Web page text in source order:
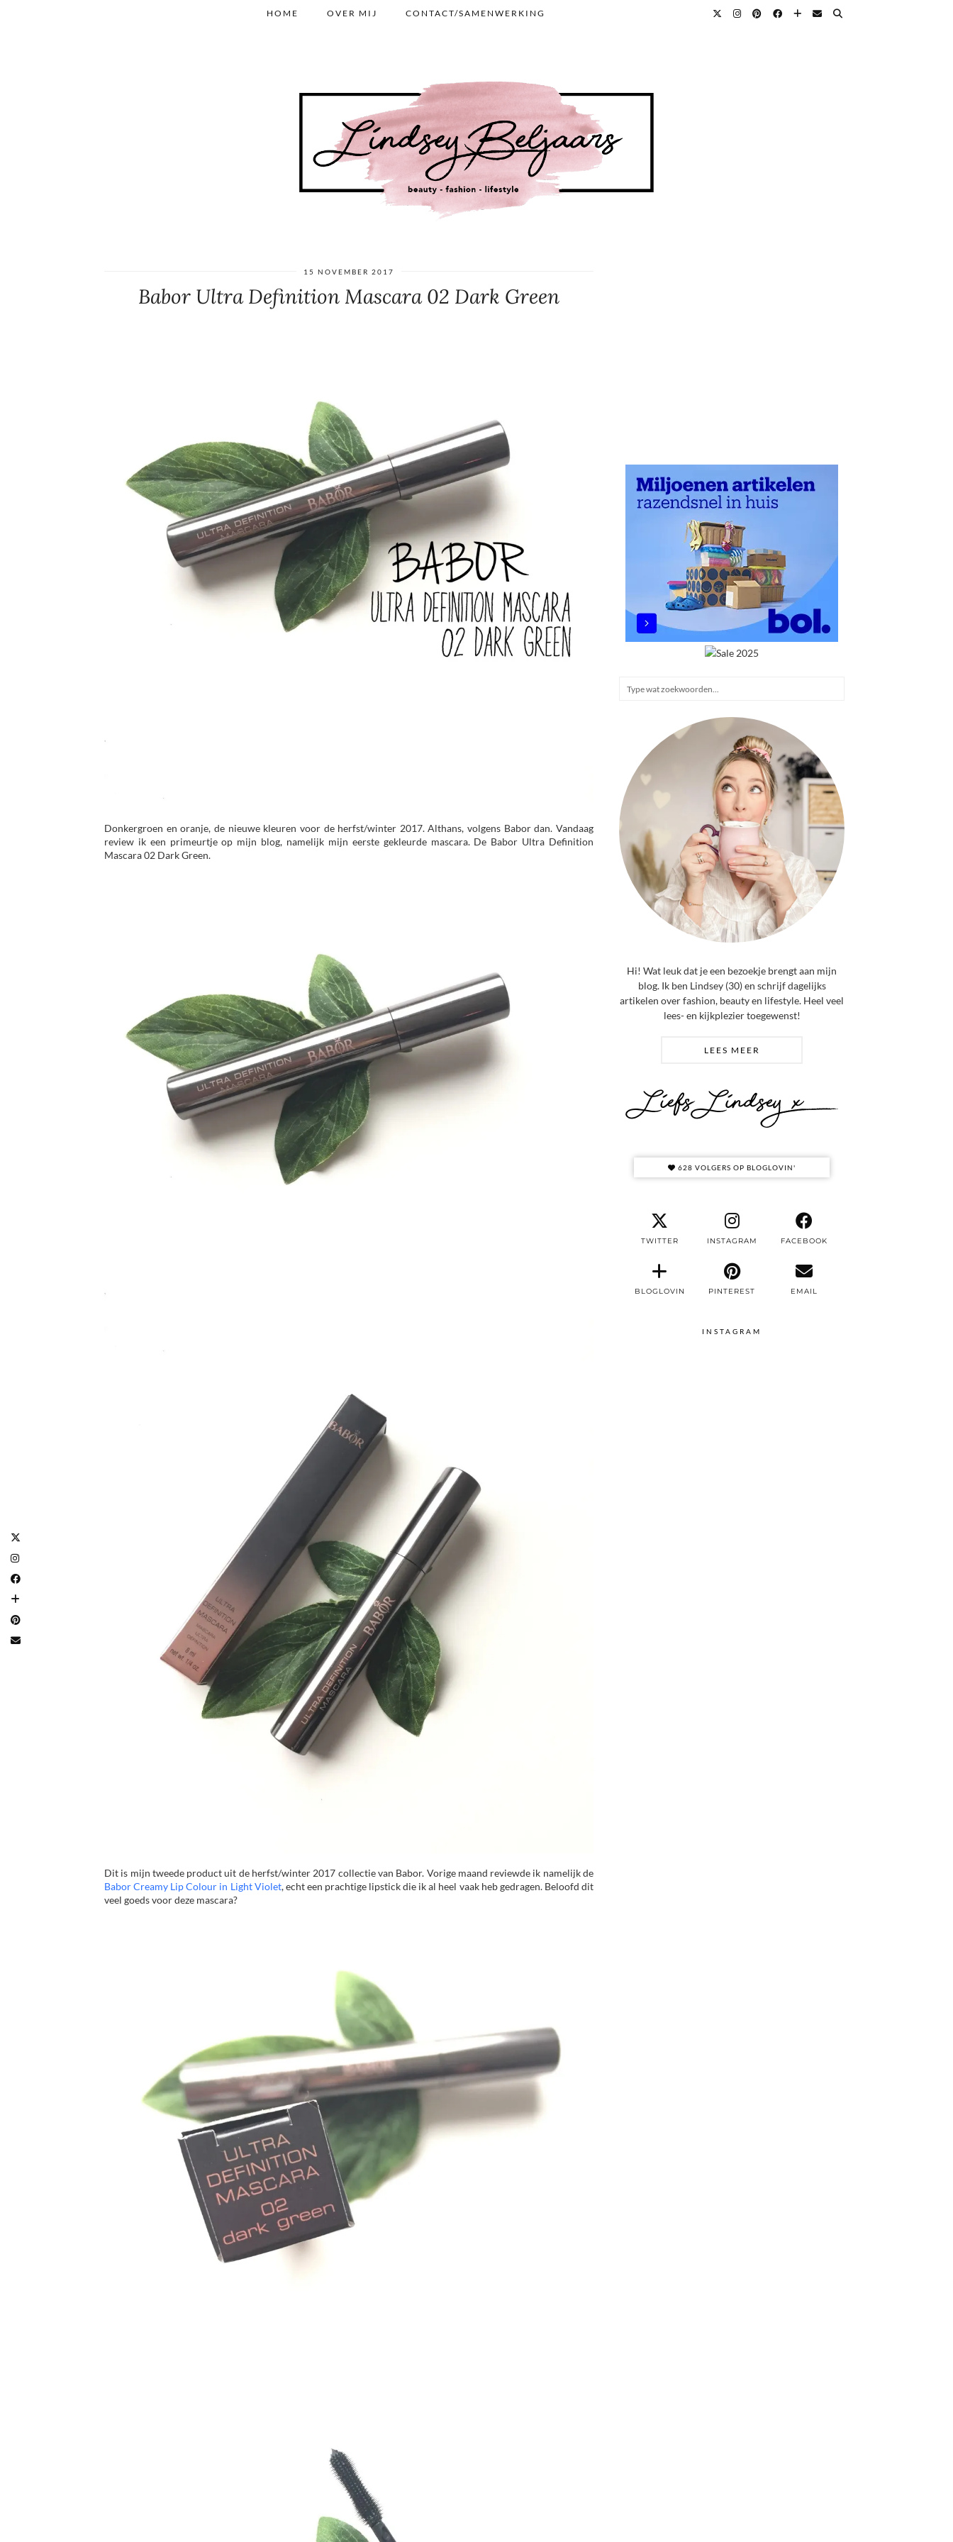
HOME OVER MIJ CONTACT/SAMENWERKING
15 NOVEMBER 2017
Babor Ultra Definition Mascara 02 Dark Green
Donkergroen en oranje, de nieuwe kleuren voor de herfst/winter 2017. Althans, volgens Babor dan. Vandaag
review ik een primeurtje op mijn blog, namelijk mijn eerste gekleurde mascara. De Babor Ultra Definition
Mascara 02 Dark Green.
Dit is mijn tweede product uit de herfst/winter 2017 collectie van Babor. Vorige maand reviewde ik namelijk de
Babor Creamy Lip Colour in Light Violet, echt een prachtige lipstick die ik al heel vaak heb gedragen. Beloofd dit
veel goeds voor deze mascara?
Hi! Wat leuk dat je een bezoekje brengt aan mijn
blog. Ik ben Lindsey (30) en schrijf dagelijks
artikelen over fashion, beauty en lifestyle. Heel veel
lees- en kijkplezier toegewenst!
LEES MEER
628 VOLGERS OP BLOGLOVIN'
TWITTER INSTAGRAM FACEBOOK
BLOGLOVIN PINTEREST EMAIL
INSTAGRAM